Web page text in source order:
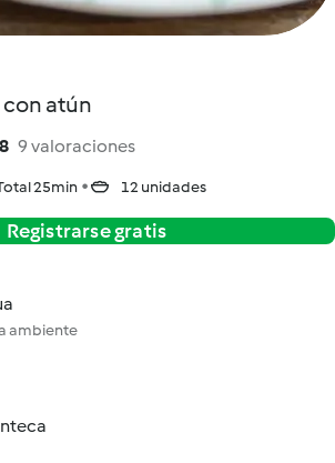
atún
9 valoraciones
25min 12 unidades
Registrarse gratis
ambiente